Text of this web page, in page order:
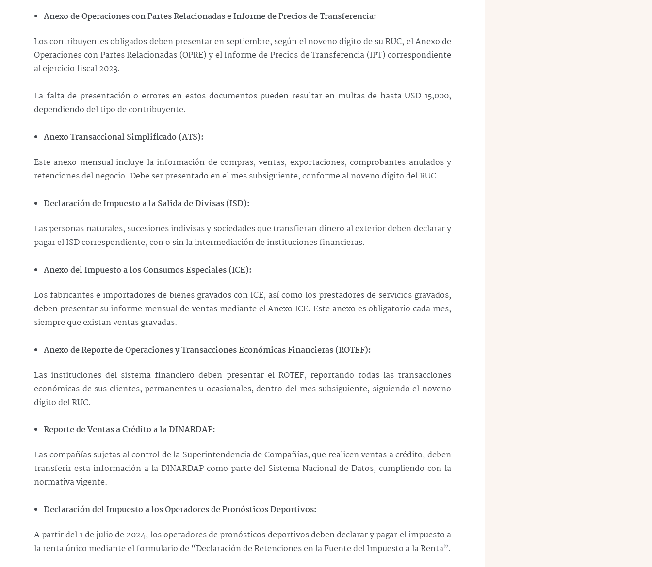
Anexo de Operaciones con Partes Relacionadas e Informe de Precios de Transferencia:
Los contribuyentes obligados deben presentar en septiembre, según el noveno dígito de su RUC, el Anexo de
Operaciones con Partes Relacionadas (OPRE) y el Informe de Precios de Transferencia (IPT) correspondiente
al ejercicio fiscal 2023.
La falta de presentación o errores en estos documentos pueden resultar en multas de hasta USD 15,000,
dependiendo del tipo de contribuyente.
Anexo Transaccional Simplificado (ATS):
Este anexo mensual incluye la información de compras, ventas, exportaciones, comprobantes anulados y
retenciones del negocio. Debe ser presentado en el mes subsiguiente, conforme al noveno dígito del RUC.
Declaración de Impuesto a la Salida de Divisas (ISD):
Las personas naturales, sucesiones indivisas y sociedades que transfieran dinero al exterior deben declarar y
pagar el ISD correspondiente, con o sin la intermediación de instituciones financieras.
Anexo del Impuesto a los Consumos Especiales (ICE):
Los fabricantes e importadores de bienes gravados con ICE, así como los prestadores de servicios gravados,
deben presentar su informe mensual de ventas mediante el Anexo ICE. Este anexo es obligatorio cada mes,
siempre que existan ventas gravadas.
Anexo de Reporte de Operaciones y Transacciones Económicas Financieras (ROTEF):
Las instituciones del sistema financiero deben presentar el ROTEF, reportando todas las transacciones
económicas de sus clientes, permanentes u ocasionales, dentro del mes subsiguiente, siguiendo el noveno
dígito del RUC.
Reporte de Ventas a Crédito a la DINARDAP:
Las compañías sujetas al control de la Superintendencia de Compañías, que realicen ventas a crédito, deben
transferir esta información a la DINARDAP como parte del Sistema Nacional de Datos, cumpliendo con la
normativa vigente.
Declaración del Impuesto a los Operadores de Pronósticos Deportivos:
A partir del 1 de julio de 2024, los operadores de pronósticos deportivos deben declarar y pagar el impuesto a
la renta único mediante el formulario de “Declaración de Retenciones en la Fuente del Impuesto a la Renta”.